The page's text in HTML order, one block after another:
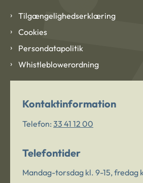
Tilgængelighedserklæring
Cookies
Persondatapolitik
Whistleblowerordning
Kontaktinformation
Telefon: 33 41 12 00
Telefontider
Mandag-torsdag kl. 9-15, fredag